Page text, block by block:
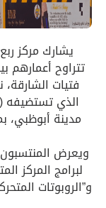
فتيات الشارقة،
ويعرض
لبرامج المركز
و”الروبوتات